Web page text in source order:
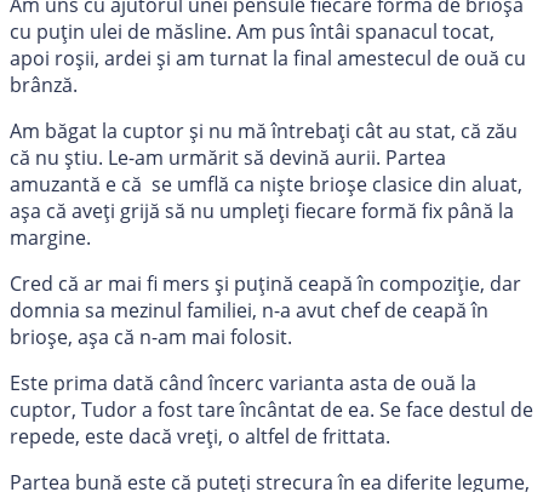
Am uns cu ajutorul unei pensule fiecare formă de brioșă
cu puțin ulei de măsline. Am pus întâi spanacul tocat,
apoi roșii, ardei și am turnat la final amestecul de ouă cu
brânză.
Am băgat la cuptor și nu mă întrebați cât au stat, că zău
că nu știu. Le-am urmărit să devină aurii. Partea
amuzantă e că se umflă ca niște brioșe clasice din aluat,
așa că aveți grijă să nu umpleți fiecare formă fix până la
margine.
Cred că ar mai fi mers și puțină ceapă în compoziție, dar
domnia sa mezinul familiei, n-a avut chef de ceapă în
brioșe, așa că n-am mai folosit.
Este prima dată când încerc varianta asta de ouă la
cuptor, Tudor a fost tare încântat de ea. Se face destul de
repede, este dacă vreți, o altfel de frittata.
Partea bună este că puteți strecura în ea diferite legume,